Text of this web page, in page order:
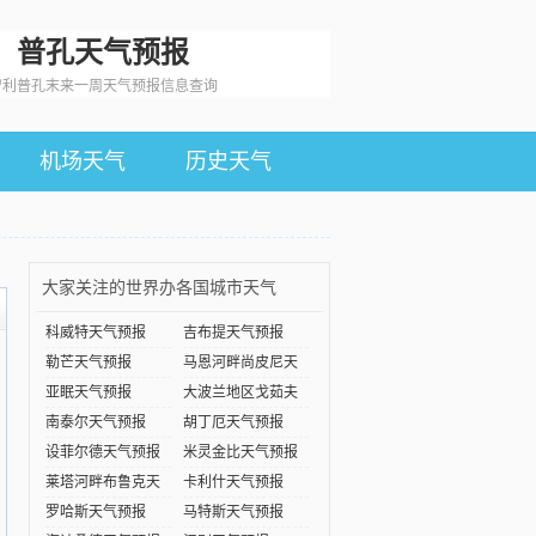
普孔天气预报
普孔末来一周天气预报信息查询
机场天气 历史天气
大家关注的世界办各国城市天气
科威特天气预报
吉布提天气预报
勒芒天气预报
马恩河畔尚皮尼天
气预
亚眠天气预报
大波兰地区戈茹夫
天气
南泰尔天气预报
胡丁厄天气预报
设菲尔德天气预报
米灵金比天气预报
莱塔河畔布鲁克天
气预
卡利什天气预报
罗哈斯天气预报
马特斯天气预报